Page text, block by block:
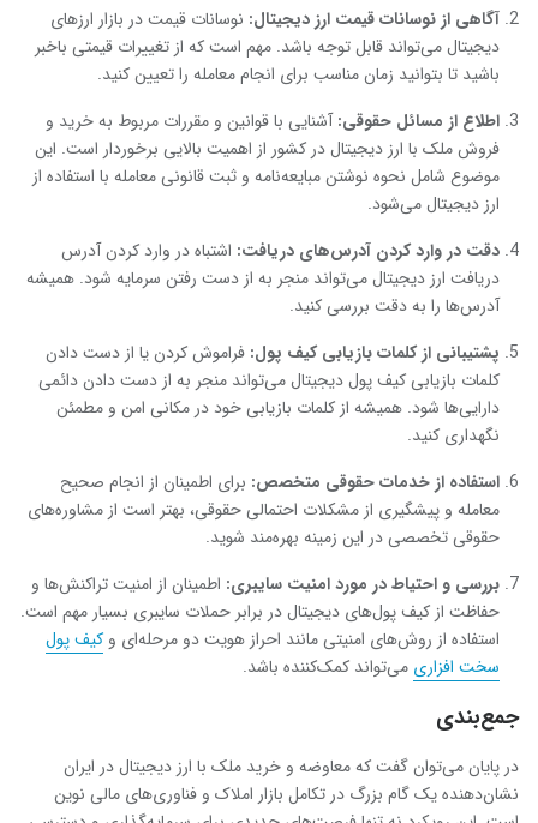
آگاهی از نوسانات قیمت ارز دیجیتال: نوسانات قیمت در بازار ارزهای
دیجیتال می‌تواند قابل توجه باشد. مهم است که از تغییرات قیمتی باخبر
باشید تا بتوانید زمان مناسب برای انجام معامله را تعیین کنید.
اطلاع از مسائل حقوقی:آشنایی با قوانین و مقررات مربوط به خرید و
فروش ملک با ارز دیجیتال در کشور از اهمیت بالایی برخوردار است. این
موضوع شامل نحوه نوشتن مبایعه‌نامه و ثبت قانونی معامله با استفاده از
ارز دیجیتال می‌شود.
دقت در وارد کردن آدرس‌های دریافت: اشتباه در وارد کردن آدرس
دریافت ارز دیجیتال می‌تواند منجر به از دست رفتن سرمایه شود. همیشه
آدرس‌ها را به دقت بررسی کنید.
پشتیبانی از کلمات بازیابی کیف پول: فراموش کردن یا از دست دادن
کلمات بازیابی کیف پول دیجیتال می‌تواند منجر به از دست دادن دائمی
دارایی‌ها شود. همیشه از کلمات بازیابی خود در مکانی امن و مطمئن
نگهداری کنید.
استفاده از خدمات حقوقی متخصص: برای اطمینان از انجام صحیح
معامله و پیشگیری از مشکلات احتمالی حقوقی، بهتر است از مشاوره‌های
حقوقی تخصصی در این زمینه بهره‌مند شوید.
بررسی و احتیاط در مورد امنیت سایبری: اطمینان از امنیت تراکنش‌ها و
حفاظت از کیف پول‌های دیجیتال در برابر حملات سایبری بسیار مهم است.
استفاده از روش‌های امنیتی مانند احراز هویت دو مرحله‌ای و کیف پول‌
سخت ‌افزاری می‌تواند کمک‌کننده باشد.
جمع‌بندی
در پایان می‌توان گفت که معاوضه و خرید ملک با ارز دیجیتال در ایران
نشان‌دهنده یک گام بزرگ در تکامل بازار املاک و فناوری‌های مالی نوین